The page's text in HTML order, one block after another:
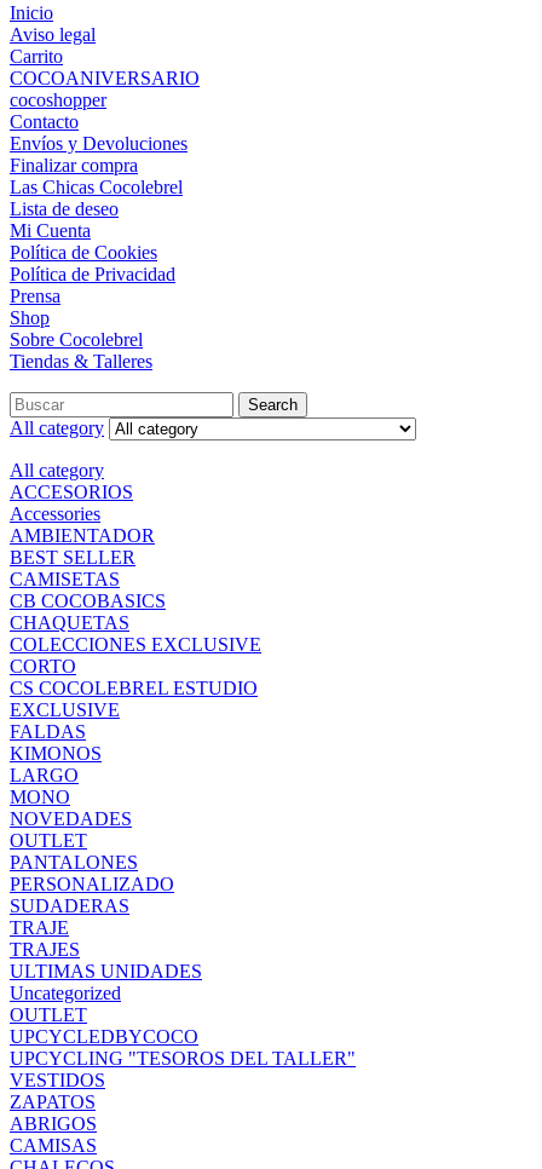
Inicio
Aviso legal
Carrito
COCOANIVERSARIO
cocoshopper
Contacto
Envíos y Devoluciones
Finalizar compra
Las Chicas Cocolebrel
Lista de deseo
Mi Cuenta
Política de Cookies
Política de Privacidad
Prensa
Shop
Sobre Cocolebrel
Tiendas & Talleres
Search
All category
All category
ACCESORIOS
Accessories
AMBIENTADOR
BEST SELLER
CAMISETAS
CB COCOBASICS
CHAQUETAS
COLECCIONES EXCLUSIVE
CORTO
CS COCOLEBREL ESTUDIO
EXCLUSIVE
FALDAS
KIMONOS
LARGO
MONO
NOVEDADES
OUTLET
PANTALONES
PERSONALIZADO
SUDADERAS
TRAJE
TRAJES
ULTIMAS UNIDADES
Uncategorized
OUTLET
UPCYCLEDBYCOCO
UPCYCLING "TESOROS DEL TALLER"
VESTIDOS
ZAPATOS
ABRIGOS
CAMISAS